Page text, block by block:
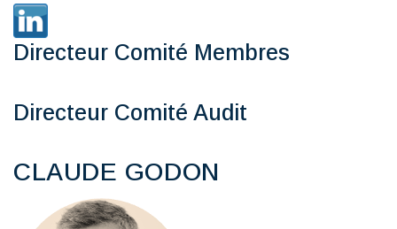
Directeur Comité Membres
Directeur Comité Audit
CLAUDE GODON